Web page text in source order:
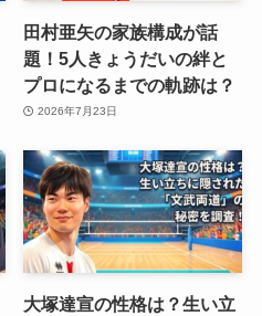
田村亜矢の家族構成が話
題！5人きょうだいの絆と
プロになるまでの軌跡は？
2026年7月23日
大塚達宣の性格は？生い立